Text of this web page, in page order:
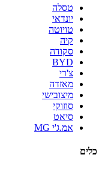
טסלה
יונדאי
טויוטה
קיה
סקודה
BYD
צ'רי
מאזדה
מיצובישי
סוזוקי
סיאט
אמ.ג'י MG
כלים